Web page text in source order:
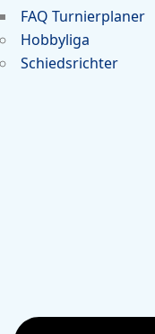
FAQ Turnierplaner
Hobbyliga
Schiedsrichter